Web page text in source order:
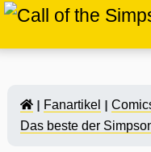
Fanartikel
Das beste der